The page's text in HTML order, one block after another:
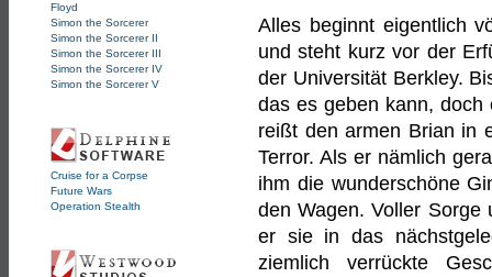
Floyd
Simon the Sorcerer
Simon the Sorcerer II
Simon the Sorcerer III
Simon the Sorcerer IV
Simon the Sorcerer V
Cruise for a Corpse
Future Wars
Operation Stealth
Alles beginnt eigentlich
und steht kurz vor der
der Universität Berkley.
das es geben kann,
reißt den armen Brian in
Terror. Als er nämlich
ihm die wunderschöne
den Wagen. Voller Sorge
er sie in das
ziemlich verrückte